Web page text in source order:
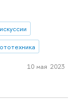
10 мая 2023